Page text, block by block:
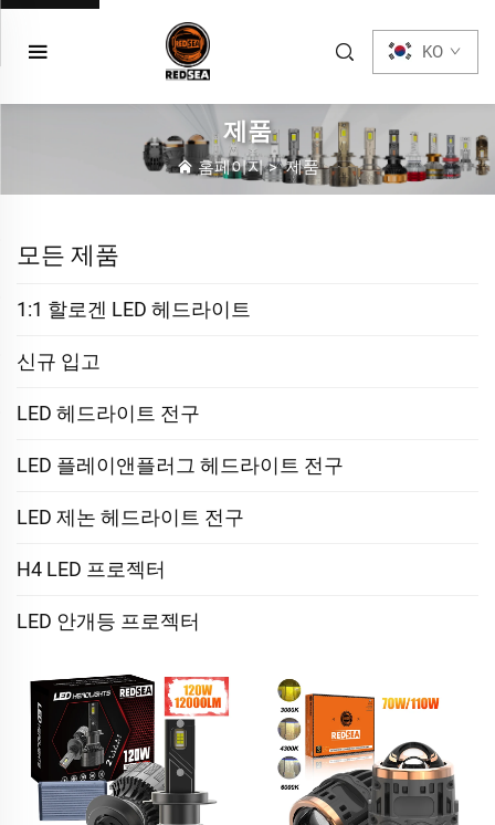
KO
제품
홈페이지>제품
모든 제품
1:1 할로겐 LED 헤드라이트
신규 입고
LED 헤드라이트 전구
LED 플레이앤플러그 헤드라이트 전구
LED 제논 헤드라이트 전구
H4 LED 프로젝터
LED 안개등 프로젝터